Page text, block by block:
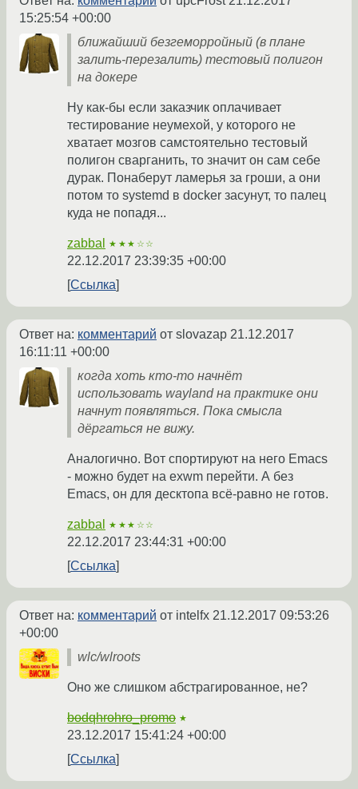
15:25:54 +00:00
ближайший безгеморройный (в плане
залить-перезалить) тестовый полигон
на докере
Ну как-бы если заказчик оплачивает
тестирование неумехой, у которого не
хватает мозгов самстоятельно тестовый
полигон сварганить, то значит он сам себе
дурак. Понаберут ламерья за гроши, а они
потом то systemd в docker засунут, то палец
куда не попадя...
zabbal ★★★☆☆
22.12.2017 23:39:35 +00:00
Ссылка
Ответ на: комментарий от slovazap 21.12.2017
16:11:11 +00:00
когда хоть кто-то начнёт
использовать wayland на практике они
начнут появляться. Пока смысла
дёргаться не вижу.
Аналогично. Вот спортируют на него Emacs
- можно будет на exwm перейти. А без
Emacs, он для десктопа всё-равно не готов.
zabbal ★★★☆☆
22.12.2017 23:44:31 +00:00
Ссылка
Ответ на: комментарий от intelfx 21.12.2017 09:53:26
+00:00
wlc/wlroots
Оно же слишком абстрагированное, не?
bodqhrohro_promo ★
23.12.2017 15:41:24 +00:00
Ссылка